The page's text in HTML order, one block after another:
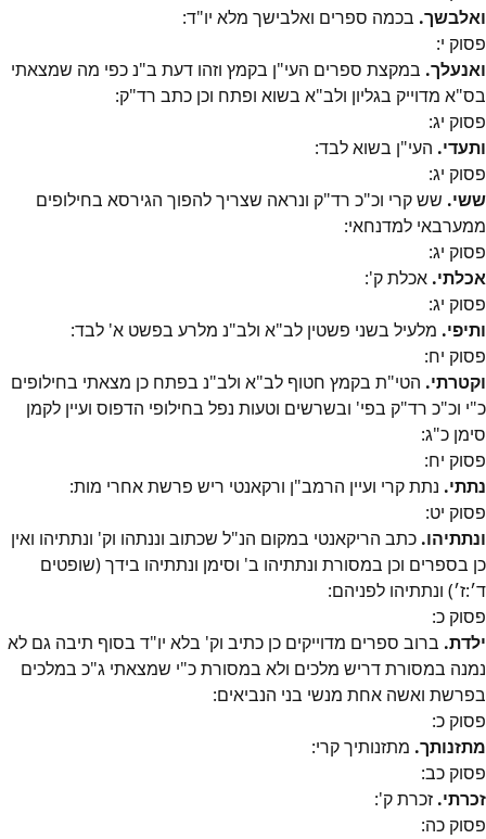
ואלבשך. בכמה ספרים ואלבישך מלא יו"ד:
פסוק י:
ואנעלך. במקצת ספרים העי"ן בקמץ וזהו דעת ב"נ כפי מה שמצאתי
בס"א מדוייק בגליון ולב"א בשוא ופתח וכן כתב רד"ק:
פסוק יג:
ותעדי. העי"ן בשוא לבד:
פסוק יג:
ששי. שש קרי וכ"כ רד"ק ונראה שצריך להפוך הגירסא בחילופים
ממערבאי למדנחאי:
פסוק יג:
אכלתי. אכלת ק':
פסוק יג:
ותיפי. מלעיל בשני פשטין לב"א ולב"נ מלרע בפשט א' לבד:
פסוק יח:
וקטרתי. הטי"ת בקמץ חטוף לב"א ולב"נ בפתח כן מצאתי בחילופים
כ"י וכ"כ רד"ק בפי' ובשרשים וטעות נפל בחילופי הדפוס ועיין לקמן
סימן כ"ג:
פסוק יח:
נתתי. נתת קרי ועיין הרמב"ן ורקאנטי ריש פרשת אחרי מות:
פסוק יט:
ונתתיהו. כתב הריקאנטי במקום הנ"ל שכתוב וננתהו וק' ונתתיהו ואין
כן בספרים וכן במסורת ונתתיהו ב' וסימן ונתתיהו בידך (שופטים
ד׳:ז׳) ונתתיהו לפניהם:
פסוק כ:
ילדת. ברוב ספרים מדוייקים כן כתיב וק' בלא יו"ד בסוף תיבה גם לא
נמנה במסורת דריש מלכים ולא במסורת כ"י שמצאתי ג"כ במלכים
בפרשת ואשה אחת מנשי בני הנביאים:
פסוק כ:
מתזנותך. מתזנותיך קרי:
פסוק כב:
זכרתי. זכרת ק':
פסוק כה: